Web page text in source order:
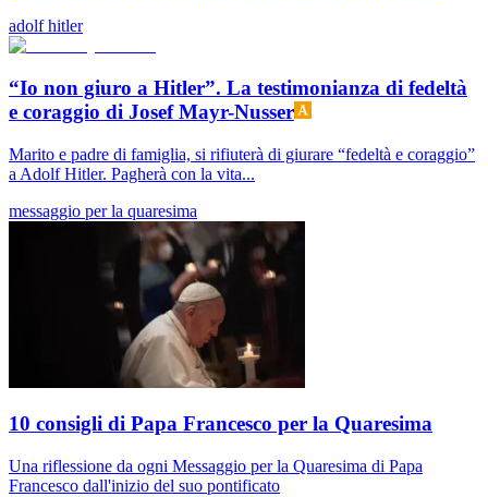
adolf hitler
“Io non giuro a Hitler”. La testimonianza di fedeltà
e coraggio di Josef Mayr-Nusser
Marito e padre di famiglia, si rifiuterà di giurare “fedeltà e coraggio”
a Adolf Hitler. Pagherà con la vita...
messaggio per la quaresima
10 consigli di Papa Francesco per la Quaresima
Una riflessione da ogni Messaggio per la Quaresima di Papa
Francesco dall'inizio del suo pontificato